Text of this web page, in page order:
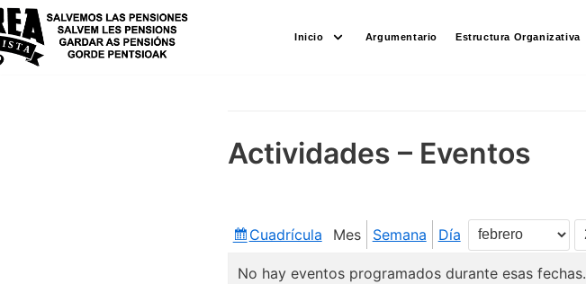
Saltar
al
contenido
Inicio Argumentario Estructura Organizativa
Actividades – Eventos
Ver
Cuadrícula Mes Semana Día
Mes
Año
No hay eventos programados durante esas fechas.